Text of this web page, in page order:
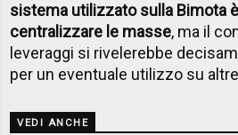
sistema utilizzato sulla Bimota
centralizzare le masse, ma il
leveraggi si rivelerebbe
per un eventuale utilizzo su
VEDI ANCHE